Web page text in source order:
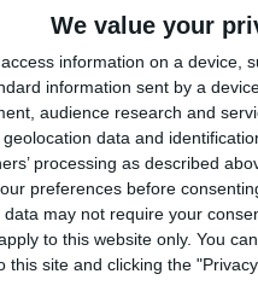
We value your
information on a device,
information sent by a
audience research and
data and
processing as described
preferences before
may not require your
to this website only. You
site and clicking the